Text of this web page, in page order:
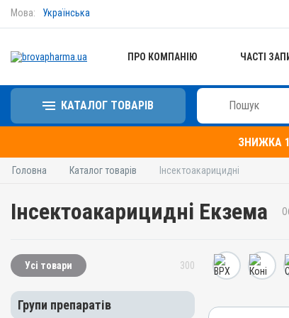
Мова: Українська
ПРО КОМПАНІЮ ЧАСТІ
КАТАЛОГ ТОВАРІВ
ЗНИЖКА
Головна Каталог товарів Інсектоакарицидні
Інсектоакарицидні Екзема
Усі товари 300
Групи препаратів